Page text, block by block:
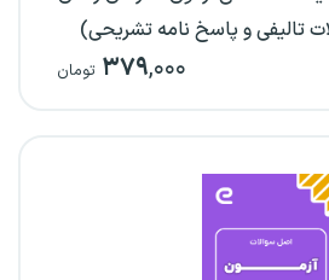
تالیفی و پاسخ نامه تشریحی)
۳۷۹,۰۰۰ تومان